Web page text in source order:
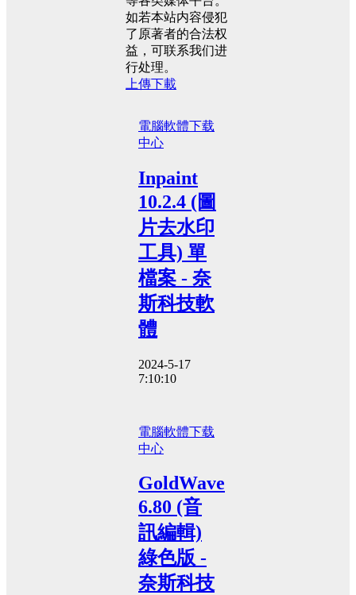
如若本站内容侵犯
了原著者的合法权
益，可联系我们进
行处理。
上傳下載
電腦軟體下载
中心
Inpaint
10.2.4 (圖
片去水印
工具) 單
檔案 - 奈
斯科技軟
體
2024-5-17
7:10:10
電腦軟體下载
中心
GoldWave
6.80 (音
訊編輯)
綠色版 -
奈斯科技